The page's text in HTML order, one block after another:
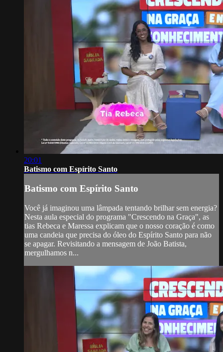
20:01
Batismo com Espírito Santo
Batismo com Espírito Santo
Você já imaginou uma lâmpada tentando brilhar sem energia?
Nesta aula especial do programa "Crescendo na Graça", as
tias Rebeca e Maressa explicam que o nosso coração é como
uma candeia que precisa do óleo do Espírito Santo para não
se apagar. Revisitando a mensagem de João Batista,
mergulhamos n...